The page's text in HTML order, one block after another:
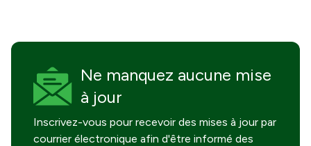
Ne manquez aucune mise
à jour
Inscrivez-vous pour recevoir des mises à jour par
courrier électronique afin d'être informé des